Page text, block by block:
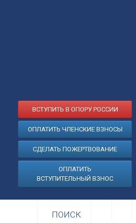
ВСТУПИТЬ В ОПОРУ РОССИИ
ОПЛАТИТЬ ЧЛЕНСКИЕ ВЗНОСЫ
СДЕЛАТЬ ПОЖЕРТВОВАНИЕ
ОПЛАТИТЬ
ВСТУПИТЕЛЬНЫЙ ВЗНОС
ПОИСК